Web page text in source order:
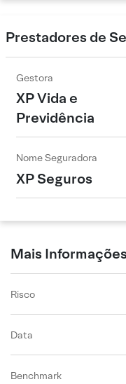
Prestadores de
Gestora
XP Vida e
Previdência
Nome Seguradora
XP Seguros
Mais
Risco
Data
Benchmark